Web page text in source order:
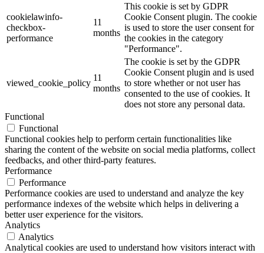
cookielawinfo-
checkbox-
performance
11
months
This cookie is set by GDPR
Cookie Consent plugin. The cookie
is used to store the user consent for
the cookies in the category
"Performance".
viewed_cookie_policy
11
months
The cookie is set by the GDPR
Cookie Consent plugin and is used
to store whether or not user has
consented to the use of cookies. It
does not store any personal data.
Functional
Functional
Functional cookies help to perform certain functionalities like
sharing the content of the website on social media platforms, collect
feedbacks, and other third-party features.
Performance
Performance
Performance cookies are used to understand and analyze the key
performance indexes of the website which helps in delivering a
better user experience for the visitors.
Analytics
Analytics
Analytical cookies are used to understand how visitors interact with